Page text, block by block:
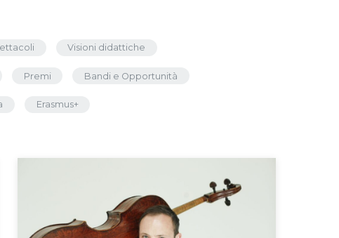
Visioni didattiche
Premi Bandi e Opportunità
Erasmus+